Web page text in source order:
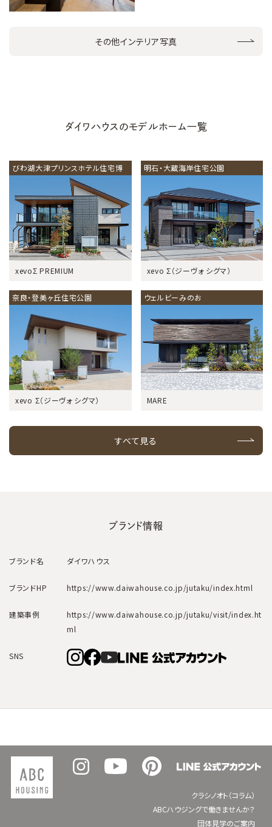
その他インテリア写真
ダイワハウスのモデルホーム一覧
びわ湖大津プリンスホテル住宅博
xevoΣ PREMIUM
明石・大蔵海岸住宅公園
xevo Σ（ジーヴォ シグマ）
奈良・登美ヶ丘住宅公園
xevo Σ（ジーヴォ シグマ）
ウェルビーみのお
MARE
すべて見る
ブランド情報
ブランド名 ダイワハウス
ブランドHP https://www.daiwahouse.co.jp/jutaku/index.html
建築事例
https://www.daiwahouse.co.jp/jutaku/visit/index.ht
ml
SNS
クラシノオト（コラム）
ABCハウジングで働きませんか？
団体見学のご案内